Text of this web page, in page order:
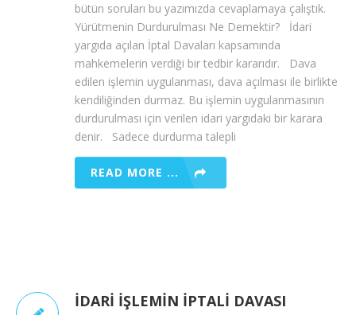
bütün soruları bu yazımızda cevaplamaya çalıştık.
Yürütmenin Durdurulması Ne Demektir? İdari
yargıda açılan İptal Davaları kapsamında
mahkemelerin verdiği bir tedbir kararıdır. Dava
edilen işlemin uygulanması, dava açılması ile birlikte
kendiliğinden durmaz. Bu işlemin uygulanmasının
durdurulması için verilen idari yargıdaki bir karara
denir. Sadece durdurma talepli
READ MORE ...
İDARI İŞLEMIN İPTALI DAVASI